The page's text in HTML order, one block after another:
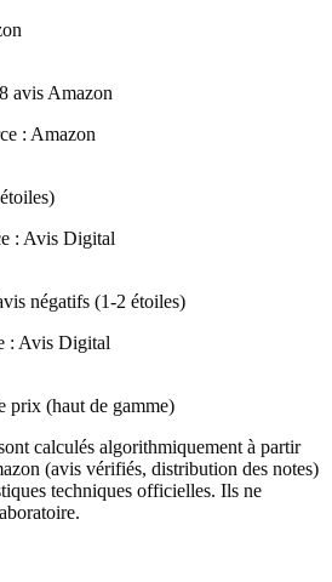
avis Amazon
: Amazon
: Avis Digital
négatifs (1-2 étoiles)
: Avis Digital
prix (haut de gamme)
calculés algorithmiquement à partir
(avis vérifiés, distribution des notes)
techniques officielles. Ils ne